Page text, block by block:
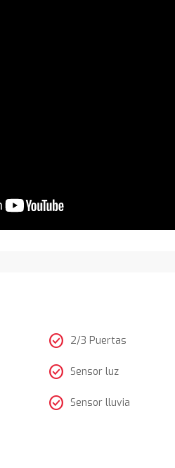
check_circle 2/3 Puertas
check_circle Sensor luz
check_circle Sensor lluvia